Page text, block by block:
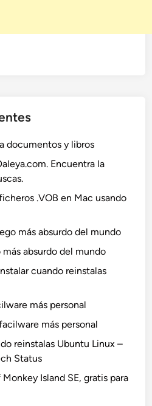
documentos y libros
Encuentra la
.VOB en Mac usando
más absurdo del mundo
más absurdo del mundo
cuando reinstalas
más personal
más personal
reinstalas Ubuntu Linux –
Status
Island SE, gratis para